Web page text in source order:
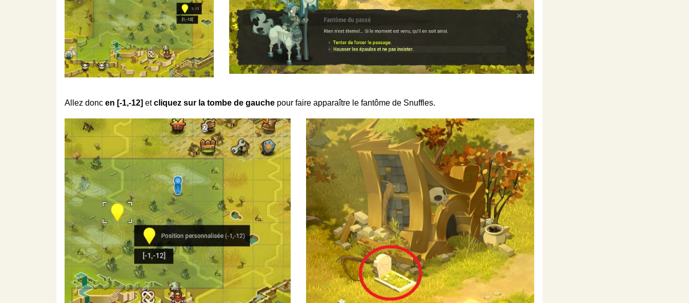
Allez donc en [-1,-12] etcliquez sur la tombe de gauche pour faire apparaître le fantôme de Snuffles.